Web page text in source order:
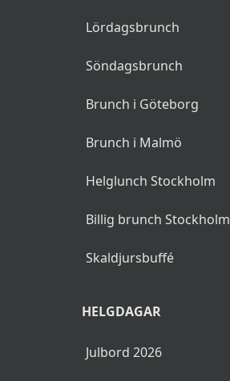
Lördagsbrunch
Söndagsbrunch
Brunch i Göteborg
Brunch i Malmö
Helglunch Stockholm
Billig brunch Stockholm
Skaldjursbuffé
HELGDAGAR
Julbord 2026